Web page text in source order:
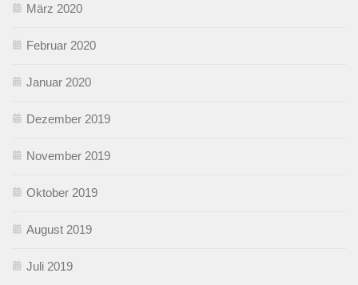
März 2020
Februar 2020
Januar 2020
Dezember 2019
November 2019
Oktober 2019
August 2019
Juli 2019